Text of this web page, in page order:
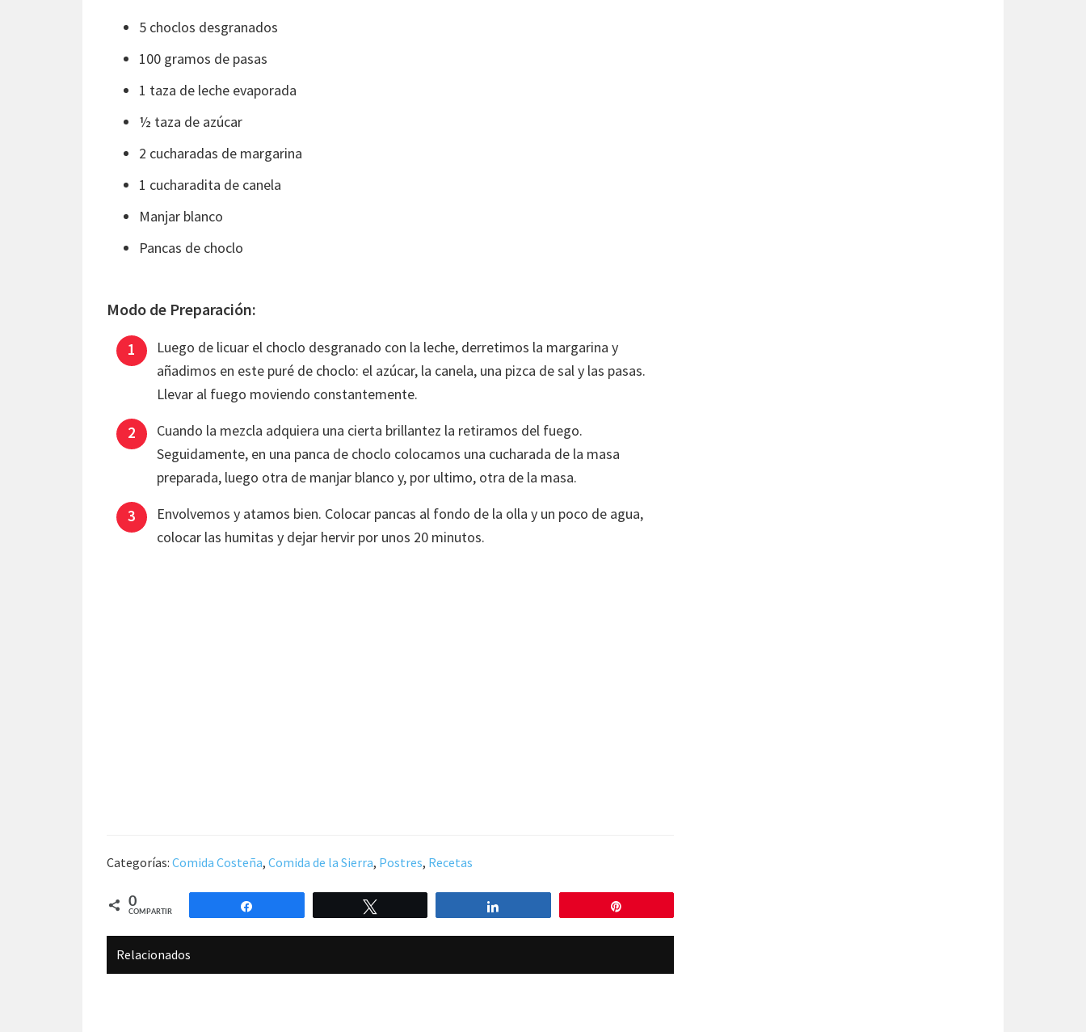
5 choclos desgranados
100 gramos de pasas
1 taza de leche evaporada
½ taza de azúcar
2 cucharadas de margarina
1 cucharadita de canela
Manjar blanco
Pancas de choclo
Modo de Preparación:
Luego de licuar el choclo desgranado con la leche, derretimos la margarina y
añadimos en este puré de choclo: el azúcar, la canela, una pizca de sal y las pasas.
Llevar al fuego moviendo constantemente.
Cuando la mezcla adquiera una cierta brillantez la retiramos del fuego.
Seguidamente, en una panca de choclo colocamos una cucharada de la masa
preparada, luego otra de manjar blanco y, por ultimo, otra de la masa.
Envolvemos y atamos bien. Colocar pancas al fondo de la olla y un poco de agua,
colocar las humitas y dejar hervir por unos 20 minutos.
Categorías: Comida Costeña, Comida de la Sierra, Postres, Recetas
0
COMPARTIR
Relacionados